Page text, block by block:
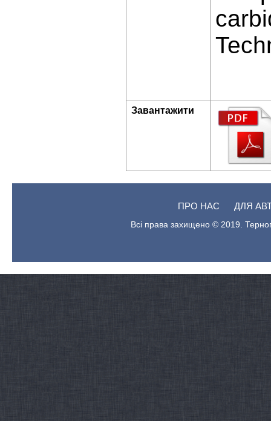
Завантажити
ПРО НАС ДЛЯ
Всі права захищено © 2019.